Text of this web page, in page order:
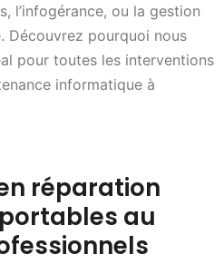
l’infogérance, ou la gestion
Découvrez pourquoi nous
pour toutes les interventions
informatique à
réparation
au